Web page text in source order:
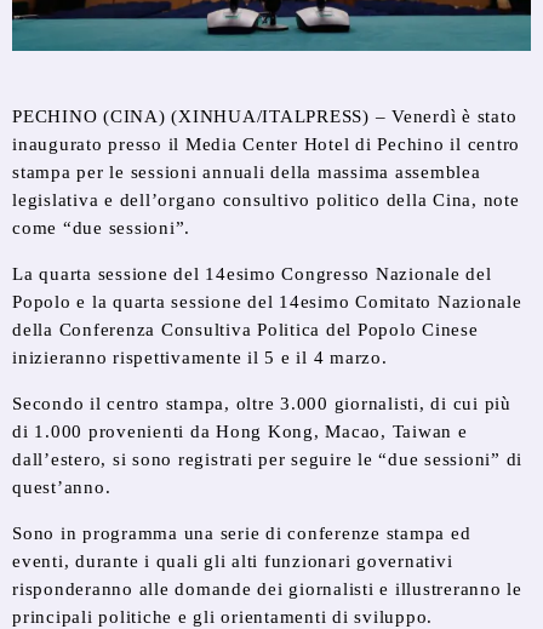
PECHINO (CINA) (XINHUA/ITALPRESS) – Venerdì è stato
inaugurato presso il Media Center Hotel di Pechino il centro
stampa per le sessioni annuali della massima assemblea
legislativa e dell’organo consultivo politico della Cina, note
come “due sessioni”.
La quarta sessione del 14esimo Congresso Nazionale del
Popolo e la quarta sessione del 14esimo Comitato Nazionale
della Conferenza Consultiva Politica del Popolo Cinese
inizieranno rispettivamente il 5 e il 4 marzo.
Secondo il centro stampa, oltre 3.000 giornalisti, di cui più
di 1.000 provenienti da Hong Kong, Macao, Taiwan e
dall’estero, si sono registrati per seguire le “due sessioni” di
quest’anno.
Sono in programma una serie di conferenze stampa ed
eventi, durante i quali gli alti funzionari governativi
risponderanno alle domande dei giornalisti e illustreranno le
principali politiche e gli orientamenti di sviluppo.